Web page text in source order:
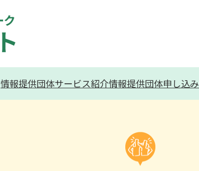
情報提供団体サービス紹介情報提供団体申し込み